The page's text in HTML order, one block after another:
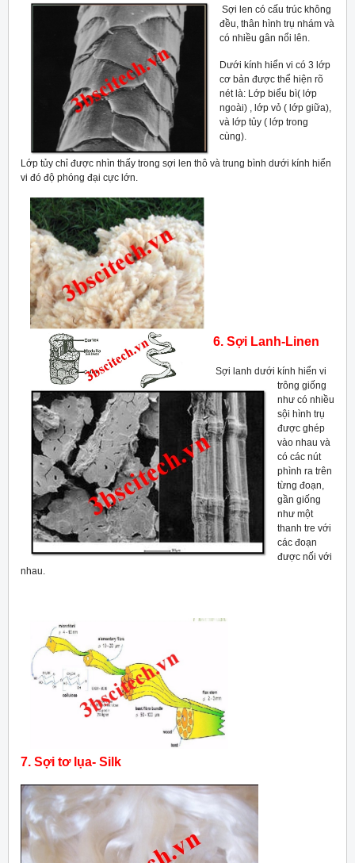
Sợi len có cấu trúc không
đều, thân hình trụ nhám và
có nhiều gân nổi lên.
Dưới kính hiển vi có 3 lớp
cơ bản được thể hiện rõ
nét là: Lớp biểu bì( lớp
ngoài) , lớp vỏ ( lớp giữa),
và lớp tủy ( lớp trong
cùng).
Lớp tủy chỉ được nhìn thấy trong sợi len thô và trung bình dưới kính hiển
vi đó độ phóng đại cực lớn.
6. Sợi Lanh-Linen
Sợi lanh dưới kính hiển vi
trông giống
như có nhiều
sội hình trụ
được ghép
vào nhau và
có các nút
phình ra trên
từng đoạn,
gần giống
như một
thanh tre với
các đoạn
được nối với
nhau.
7. Sợi tơ lụa- Silk